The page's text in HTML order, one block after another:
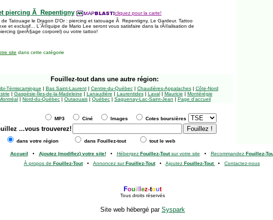
piercing Ã Repentigny
cliquez pour la carte!
de Tatouage le Dragon D'Or : piercing et tatouage Ã Repentigny, Le Gardeur. Tattoo
et exclusif... L`Ã©quipe de Mario Lee seront vous satisfaire dans la rÃ©alisation de
(perÃ§age corporel) ou votre tattoo!
site dans cette catégorie
Fouillez-tout dans une autre région:
Témiscamingue | Bas Saint-Laurent| Centre-du-Québec| Chaudières-Appalaches| Côte-Nord
| Gaspésie-Îles-de-la-Madeleine | Lanaudière | Laurentides| Laval| Mauricie | Montérégie
| Nord-du-Québec | Outaouais | Québec | Saguenay-Lac-Saint-Jean | Page d'accueil
MP3 Ciné Images Cotes boursières
...vous trouverez!
dans votre région dans Fouillez-tout tout le web
Accueil • Ajoutez (modifiez) votre site!• Hébergez Fouillez-Toutsur votre site • Recommandez Fouillez-
À propos de Fouillez-Tout• Annoncez surFouillez-Tout• Ajoutez Fouillez-Tout • Contactez-nous
Foui ez-tout
Tous droits réservés
Site web hébergé par Syspark